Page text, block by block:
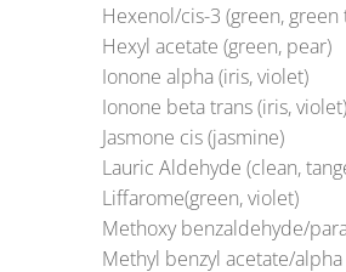
Hexenol/cis-3 (green, green
Hexyl acetate (green, pear)
Ionone alpha (iris, violet)
Ionone beta trans (iris, violet)
Jasmone cis (jasmine)
Lauric Aldehyde (clean,
Liffarome(green, violet)
Methoxy benzaldehyde/
Methyl benzyl acetate/